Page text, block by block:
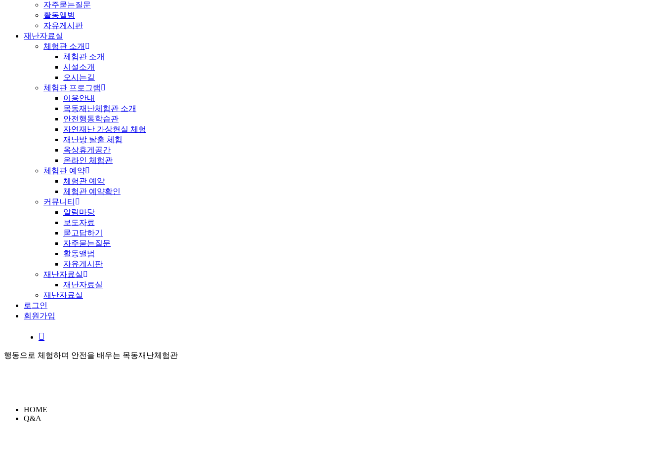
자주묻는질문
활동앨범
자유게시판
재난자료실
체험관 소개
체험관 소개
시설소개
오시는길
체험관 프로그램
이용안내
목동재난체험관 소개
안전행동학습관
자연재난 가상현실 체험
재난방 탈출 체험
옥상휴게공간
온라인 체험관
체험관 예약
체험관 예약
체험관 예약확인
커뮤니티
알림마당
보도자료
묻고답하기
자주묻는질문
활동앨범
자유게시판
재난자료실
재난자료실
재난자료실
로그인
회원가입
행동으로 체험하며 안전을 배우는 목동재난체험관
HOME
Q&A